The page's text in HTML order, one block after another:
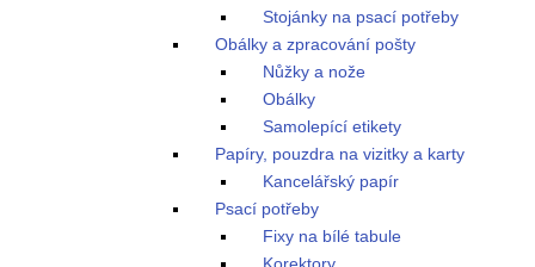
Stojánky na psací potřeby
Obálky a zpracování pošty
Nůžky a nože
Obálky
Samolepící etikety
Papíry, pouzdra na vizitky a karty
Kancelářský papír
Psací potřeby
Fixy na bílé tabule